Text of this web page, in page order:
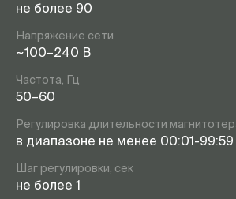
не более 90
Напряжение сети
~100–240 В
Частота, Гц
50–60
Регулировка длительности
в диапазоне не менее 00:01-99:59
Шаг регулировки, сек
не более 1